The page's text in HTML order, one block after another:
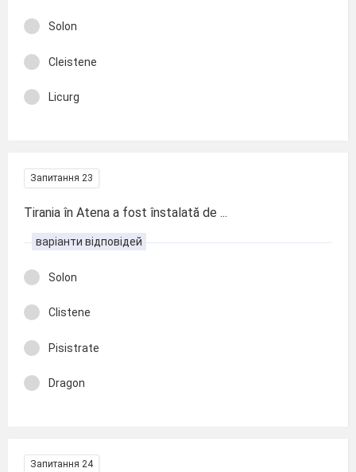
Solon
Cleistene
Licurg
Запитання 23
Tirania în Atena a fost înstalată de ...
варіанти відповідей
Solon
Clistene
Pisistrate
Dragon
Запитання 24